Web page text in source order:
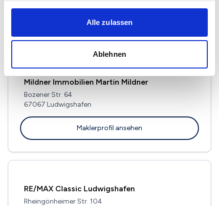
Alle zulassen
Ablehnen
Maklerprofil ansehen
Mildner Immobilien Martin Mildner
Bozener Str. 64
67067 Ludwigshafen
Maklerprofil ansehen
RE/MAX Classic Ludwigshafen
Rheingönheimer Str. 104